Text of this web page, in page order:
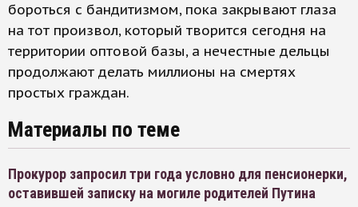
бороться с бандитизмом, пока закрывают глаза
на тот произвол, который творится сегодня на
территории оптовой базы, а нечестные дельцы
продолжают делать миллионы на смертях
простых граждан.
Материалы по теме
Прокурор запросил три года условно для пенсионерки,
оставившей записку на могиле родителей Путина